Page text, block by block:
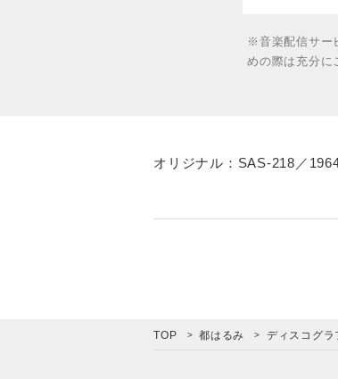
※音楽配信サー
めの際は充分に
オリジナル：SAS-218／
TOP 都はるみ ディスコグラ